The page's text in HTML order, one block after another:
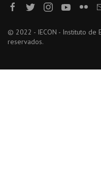
© 2022 - IECON - Instituto de
reservados.